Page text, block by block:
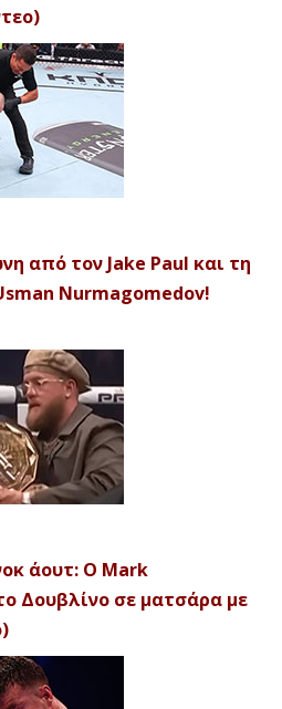
από τον Jake Paul και τη
Nurmagomedov!
άουτ: Ο Mark
Δουβλίνο σε ματσάρα με